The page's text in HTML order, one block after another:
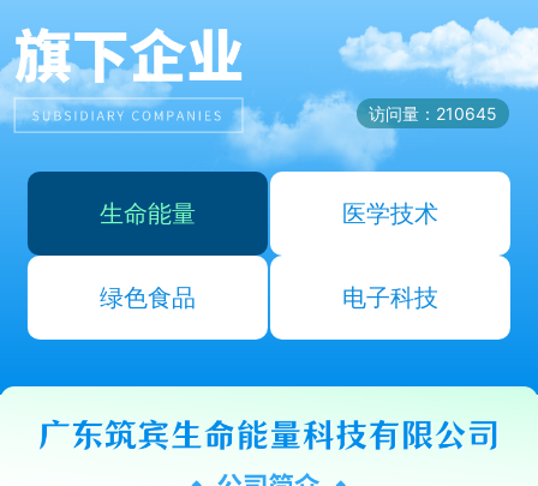
访问量：210645
生命能量 医学技术
绿色食品 电子科技